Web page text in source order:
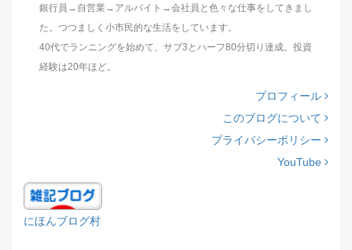
銀行員→自営業→アルバイト→会社員と色々な仕事をしてきまし
た。つつましく小市民的な生活をしています。
40代でランニングを始めて、サブ3とハーフ80分切り達成。投資
経験は20年ほど。
プロフィール
このブログについて
プライバシーポリシー
YouTube
にほんブログ村